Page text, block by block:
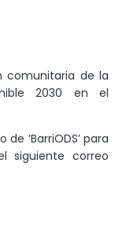
comunitaria de la
2030 en el
‘BarriODS’ para
siguiente correo